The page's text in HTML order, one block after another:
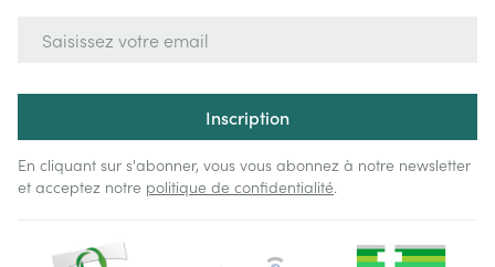
Inscription
En cliquant sur s'abonner, vous vous abonnez à notre newsletter
et acceptez notre politique de confidentialité.